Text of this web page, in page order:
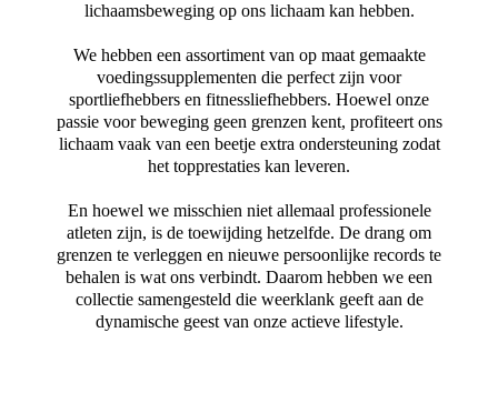
lichaamsbeweging op ons lichaam kan hebben.
We hebben een assortiment van op maat gemaakte
voedingssupplementen die perfect zijn voor
sportliefhebbers en fitnessliefhebbers. Hoewel onze
passie voor beweging geen grenzen kent, profiteert ons
lichaam vaak van een beetje extra ondersteuning zodat
het topprestaties kan leveren.
En hoewel we misschien niet allemaal professionele
atleten zijn, is de toewijding hetzelfde. De drang om
grenzen te verleggen en nieuwe persoonlijke records te
behalen is wat ons verbindt. Daarom hebben we een
collectie samengesteld die weerklank geeft aan de
dynamische geest van onze actieve lifestyle.